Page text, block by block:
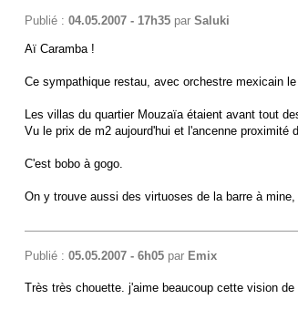
Publié : 04.05.2007 - 17h35par Saluki
Aï Caramba !
Ce sympathique restau, avec orchestre mexicain
Les villas du quartier Mouzaïa étaient avant tout
Vu le prix de m2 aujourd'hui et l'ancenne
C'est bobo à gogo.
On y trouve aussi des virtuoses de la barre à
Publié : 05.05.2007 - 6h05par Emix
Très très chouette. j'aime beaucoup cette vision de